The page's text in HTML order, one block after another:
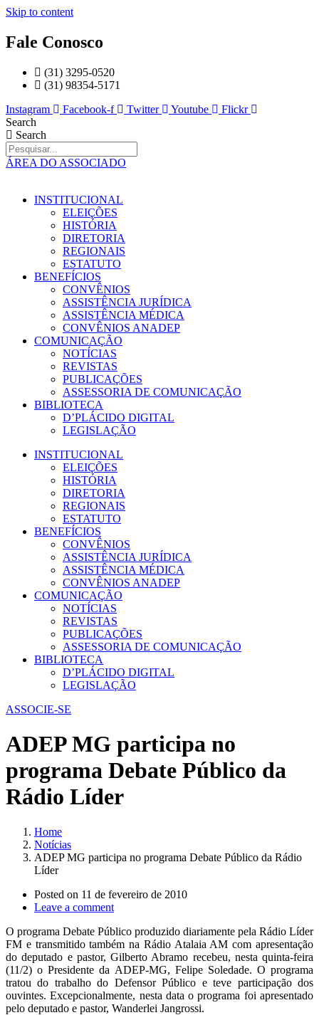
Skip to content
Fale Conosco
(31) 3295-0520
(31) 98354-5171
Instagram
Facebook-f Twitter Youtube
Flickr
Search
Search
ÁREA DO ASSOCIADO
INSTITUCIONAL
ELEIÇÕES
HISTÓRIA
DIRETORIA
REGIONAIS
ESTATUTO
BENEFÍCIOS
CONVÊNIOS
ASSISTÊNCIA JURÍDICA
ASSISTÊNCIA MÉDICA
CONVÊNIOS ANADEP
COMUNICAÇÃO
NOTÍCIAS
REVISTAS
PUBLICAÇÕES
ASSESSORIA DE COMUNICAÇÃO
BIBLIOTECA
D’PLÁCIDO DIGITAL
LEGISLAÇÃO
INSTITUCIONAL
ELEIÇÕES
HISTÓRIA
DIRETORIA
REGIONAIS
ESTATUTO
BENEFÍCIOS
CONVÊNIOS
ASSISTÊNCIA JURÍDICA
ASSISTÊNCIA MÉDICA
CONVÊNIOS ANADEP
COMUNICAÇÃO
NOTÍCIAS
REVISTAS
PUBLICAÇÕES
ASSESSORIA DE COMUNICAÇÃO
BIBLIOTECA
D’PLÁCIDO DIGITAL
LEGISLAÇÃO
ASSOCIE-SE
ADEP MG participa no
programa Debate Público da
Rádio Líder
Home
Notícias
ADEP MG participa no programa Debate Público da Rádio
Líder
Posted on 11 de fevereiro de 2010
Leave a comment
O programa Debate Público produzido diariamente pela Rádio Líder
FM e transmitido também na Rádio Atalaia AM com apresentação
do deputado e pastor, Gilberto Abramo recebeu, nesta quinta-feira
(11/2) o Presidente da ADEP-MG, Felipe Soledade. O programa
tratou do trabalho do Defensor Público e teve participação dos
ouvintes. Excepcionalmente, nesta data o programa foi apresentado
pelo deputado e pastor, Wanderlei Jangrossi.